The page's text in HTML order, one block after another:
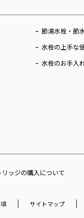
節湯水栓・節
水栓の上手な
水栓のお手入
ッジの購入について
サイトマップ